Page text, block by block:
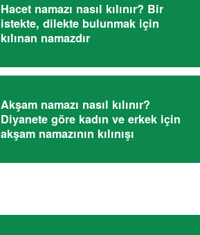
Hacet namazı nasıl kılınır? Bir
istekte, dilekte bulunmak için
kılınan namazdır
Akşam namazı nasıl kılınır?
Diyanete göre kadın ve erkek için
akşam namazının kılınışı